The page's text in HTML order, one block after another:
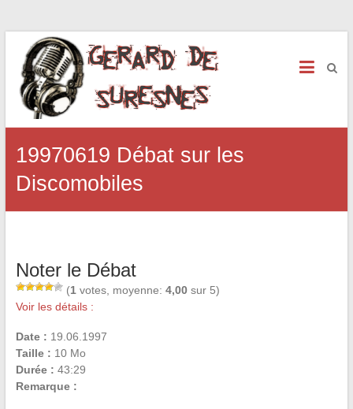
19970619 Débat sur les
Discomobiles
Noter le Débat
(1 votes, moyenne: 4,00sur 5)
Voir les détails :
Date : 19.06.1997
Taille : 10 Mo
Durée : 43:29
Remarque :